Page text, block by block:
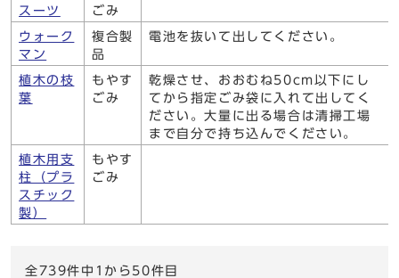
スーツ
ごみ
ウォーク
マン
複合製
品
電池を抜いて出してください。
植木の枝
葉
もやす
ごみ
乾燥させ、おおむね50cm以下にし
てから指定ごみ袋に入れて出してく
ださい。大量に出る場合は清掃工場
まで自分で持ち込んでください。
植木用支
柱（プラ
スチック
製）
もやす
ごみ
全739件中1から50件目